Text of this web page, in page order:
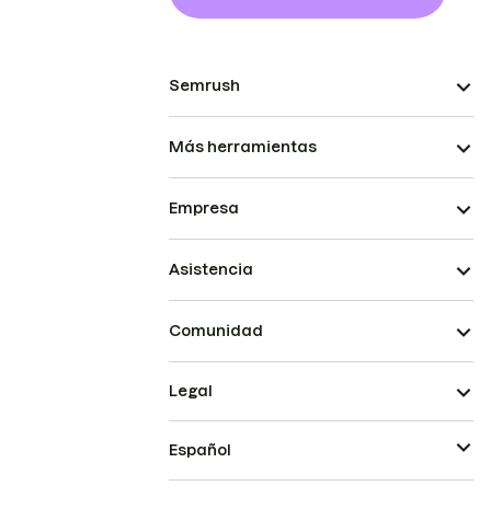
Semrush
Más herramientas
Empresa
Asistencia
Comunidad
Legal
Español